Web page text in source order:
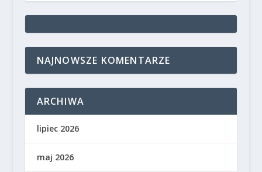
NAJNOWSZE KOMENTARZE
ARCHIWA
lipiec 2026
maj 2026